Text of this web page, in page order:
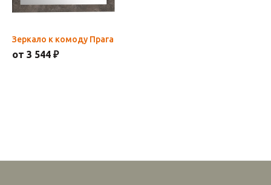
Зеркало к комоду Прага
от 3 544 ₽